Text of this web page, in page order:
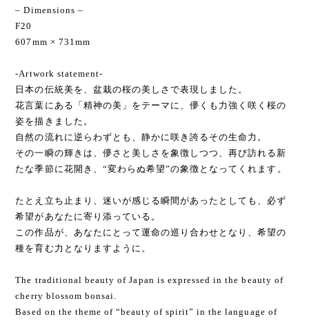
– Dimensions –
F20
607mm × 731mm
-Artwork statement-
日本の伝統美を、盆栽の桜の美しさで表現しました。
花言葉にある「精神の美」をテーマに、儚くも力強く咲く桜の
姿を描きました。
自然の流れに逆らわずとも、静かに咲き誇るその生命力。
その一瞬の輝きは、儚さと美しさを象徴しつつ、再び訪れる新
たな季節に花開き、“変わらぬ希望”の象徴となってくれます。
たとえ立ち止まり、迷いが感じる瞬間があったとしても、必ず
希望があなたに寄り添っている。
この作品が、あなたにとって運命の巡り合わせとなり、希望の
種を育む力となりますように。
The traditional beauty of Japan is expressed in the beauty of
cherry blossom bonsai.
Based on the theme of “beauty of spirit” in the language of